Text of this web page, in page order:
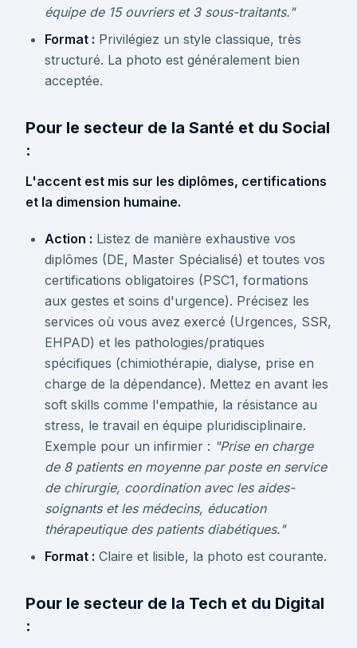
équipe de 15 ouvriers et 3 sous-traitants."
Format : Privilégiez un style classique, très
structuré. La photo est généralement bien
acceptée.
Pour le secteur de la Santé et du Social
:
L'accent est mis sur les diplômes, certifications
et la dimension humaine.
Action : Listez de manière exhaustive vos
diplômes (DE, Master Spécialisé) et toutes vos
certifications obligatoires (PSC1, formations
aux gestes et soins d'urgence). Précisez les
services où vous avez exercé (Urgences, SSR,
EHPAD) et les pathologies/pratiques
spécifiques (chimiothérapie, dialyse, prise en
charge de la dépendance). Mettez en avant les
soft skills comme l'empathie, la résistance au
stress, le travail en équipe pluridisciplinaire.
Exemple pour un infirmier : "Prise en charge
de 8 patients en moyenne par poste en service
de chirurgie, coordination avec les aides-
soignants et les médecins, éducation
thérapeutique des patients diabétiques."
Format : Claire et lisible, la photo est courante.
Pour le secteur de la Tech et du Digital
: